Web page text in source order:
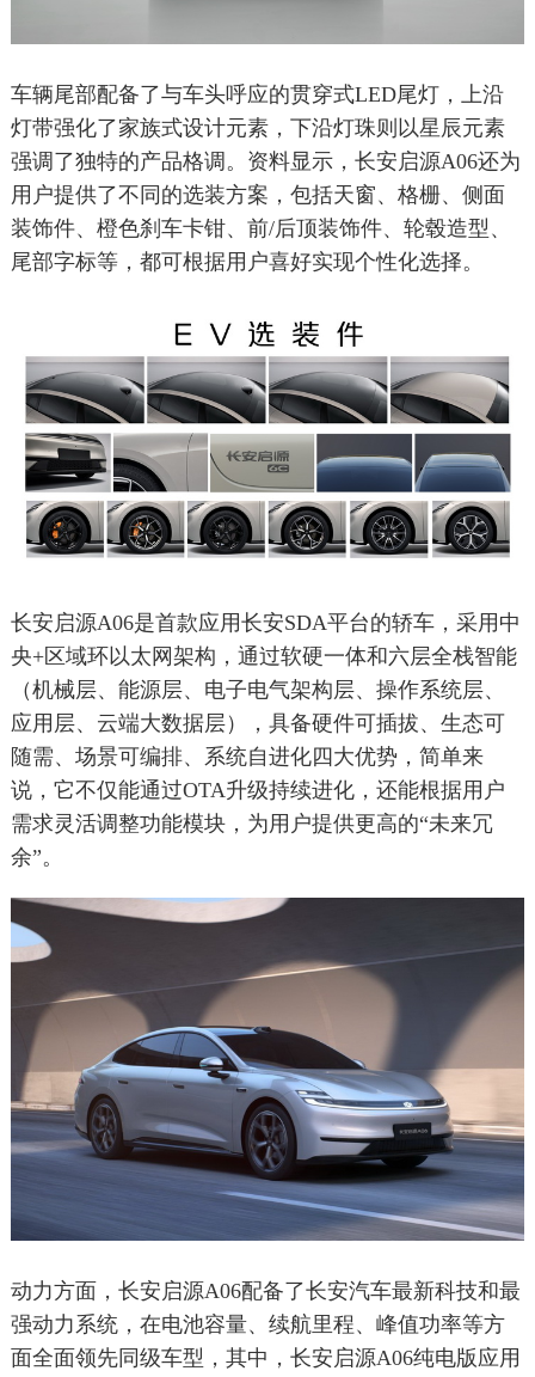
车辆尾部配备了与车头呼应的贯穿式LED尾灯，上沿
灯带强化了家族式设计元素，下沿灯珠则以星辰元素
强调了独特的产品格调。资料显示，长安启源A06还为
用户提供了不同的选装方案，包括天窗、格栅、侧面
装饰件、橙色刹车卡钳、前/后顶装饰件、轮毂造型、
尾部字标等，都可根据用户喜好实现个性化选择。
长安启源A06是首款应用长安SDA平台的轿车，采用中
央+区域环以太网架构，通过软硬一体和六层全栈智能
（机械层、能源层、电子电气架构层、操作系统层、
应用层、云端大数据层），具备硬件可插拔、生态可
随需、场景可编排、系统自进化四大优势，简单来
说，它不仅能通过OTA升级持续进化，还能根据用户
需求灵活调整功能模块，为用户提供更高的“未来冗
余”。
动力方面，长安启源A06配备了长安汽车最新科技和最
强动力系统，在电池容量、续航里程、峰值功率等方
面全面领先同级车型，其中，长安启源A06纯电版应用